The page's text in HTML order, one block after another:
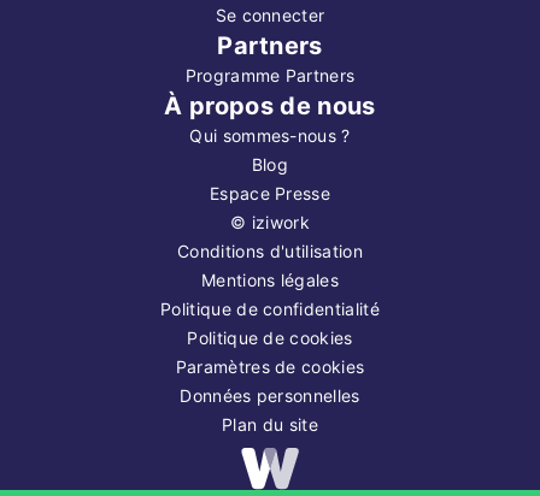
Se connecter
Partners
Programme Partners
À propos de nous
Qui sommes-nous ?
Blog
Espace Presse
© iziwork
Conditions d'utilisation
Mentions légales
Politique de confidentialité
Politique de cookies
Paramètres de cookies
Données personnelles
Plan du site